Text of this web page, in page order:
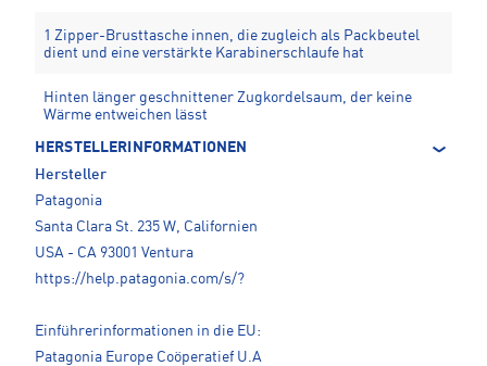
1 Zipper-Brusttasche innen, die zugleich als Packbeutel
dient und eine verstärkte Karabinerschlaufe hat
Hinten länger geschnittener Zugkordelsaum, der keine
Wärme entweichen lässt
HERSTELLERINFORMATIONEN
Hersteller
Patagonia
Santa Clara St. 235 W, Californien
USA - CA 93001 Ventura
https://help.patagonia.com/s/?
Einführerinformationen in die EU:
Patagonia Europe Coöperatief U.A